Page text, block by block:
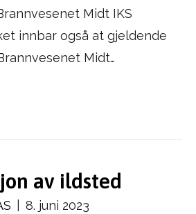
Midt IKS
innbar også at gjeldende
Midt…
av ildsted
8. juni 2023